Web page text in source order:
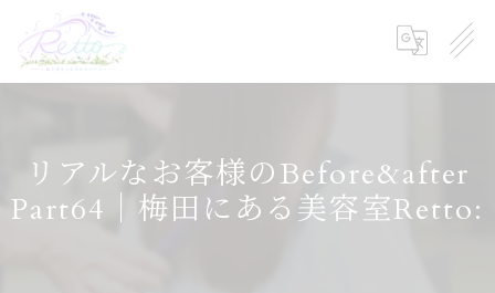
リアルなお客様のBefore&after
Part64｜梅田にある美容室Retto: